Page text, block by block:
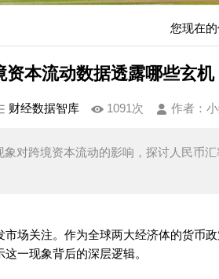
您现在的
本流动数据透露哪些玄机
财经数据智库 1091次 作者：
对跨境资本流动的影响，探讨人民币
场关注。作为全球两大经济体的货币
一现象背后的深层逻辑。